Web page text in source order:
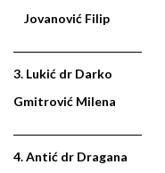
Jovanović Filip
3. Lukić dr Darko
Gmitrović Milena
4. Antić dr Dragana